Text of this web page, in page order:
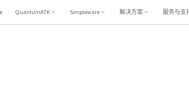
QuantumATK Simpleware 解决方案 服务与支